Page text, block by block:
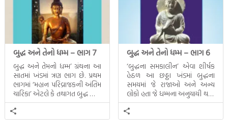
બુદ્ધ અને તેનો ધમ્મ – ભાગ 7
બુદ્ધ અને તેમનો ધમ્મ’ ગ્રંથના આ
સાતમાં ખંડમાં ત્રણ ભાગ છે. પ્રથમ
ભાગમાં ‘મહાન પરિવ્રાજકની અંતિમ
ચારિકા’ એટલે કે તથાગત બુદ્ધ સાથે
સતત પરિભ્રમણ કરતા સહચારીઓ
સાથે ફરી એકવારની
મુલાકાત, બીજા ભાગમાં તથાગતે
બુદ્ધ અને તેનો ધમ્મ – ભાગ 6
‘બુદ્ધના સમકાલીન’ એવા શીર્ષક
હેઠળ આ છઠ્ઠા ખંડમાં બુદ્ધના
સમયમાં જે રાજાઓ અને અન્ય
લોકો હતા જે ધમ્મના અનુયાયી થયા.
તેમનો અને બુદ્ધ વચ્ચે થયેલો
સત્સંગ વીશે જાણકારી મળે છે.